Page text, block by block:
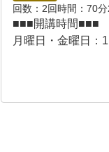
回数 2回時間 70分
■■■開講時間■■■
月曜日・金曜日：
土曜日：8:00~,